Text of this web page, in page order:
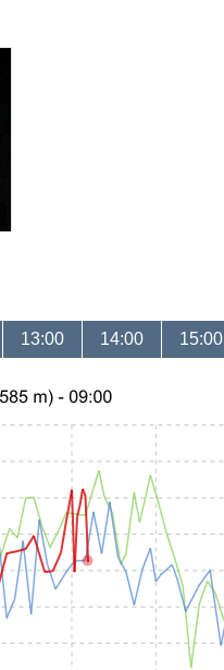
13:00 14:00 15:00